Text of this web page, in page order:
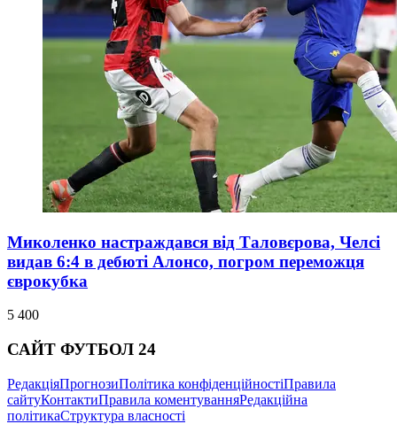
Миколенко настраждався від Таловєрова, Челсі
видав 6:4 в дебюті Алонсо, погром переможця
єврокубка
5 400
САЙТ ФУТБОЛ 24
РедакціяПрогнозиПолітика конфіденційностіПравила
сайтуКонтактиПравила коментуванняРедакційна
політикаСтруктура власності